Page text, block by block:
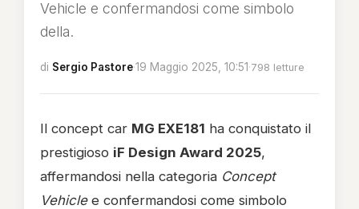
Vehicle e confermandosi come simbolo
della.
di Sergio Pastore·19 Maggio 2025, 10:51·798 letture
Il concept car MG EXE181 ha conquistato il
prestigioso iF Design Award 2025,
affermandosi nella categoria Concept
Vehiclee confermandosi come simbolo